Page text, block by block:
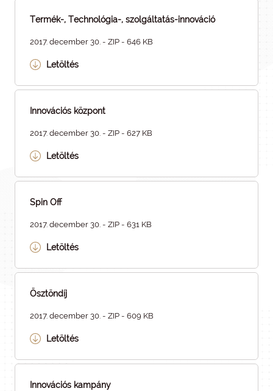
Termék-, Technológia-, szolgáltatás-innováció
2017. december 30. - ZIP - 646 KB
Letöltés
Innovációs központ
2017. december 30. - ZIP - 627 KB
Letöltés
Spin Off
2017. december 30. - ZIP - 631 KB
Letöltés
Ösztöndíj
2017. december 30. - ZIP - 609 KB
Letöltés
Innovációs kampány